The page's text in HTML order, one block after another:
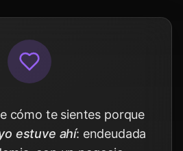
cómo te sientes porque
estuve ahí: endeudada